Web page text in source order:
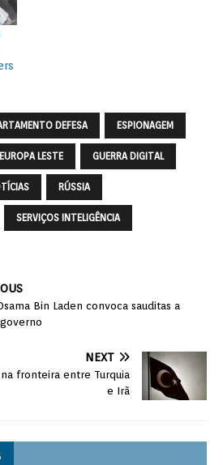
DEFESA ESPIONAGEM
EUROPA LESTE GUERRA DIGITAL
RÚSSIA
SERVIÇOS INTELIGÊNCIA
Bin Laden convoca sauditas a
NEXT
fronteira entre Turquia
e Irã